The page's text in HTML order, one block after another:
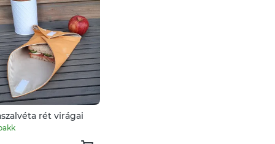
rét virágai